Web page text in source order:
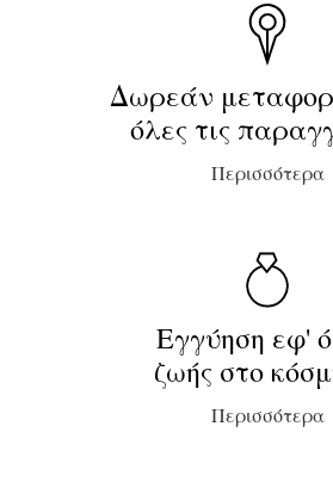
Δωρεάν
όλες τις
Περισσότερα
Εγγύηση εφ'
ζωής στο
Περισσότερα